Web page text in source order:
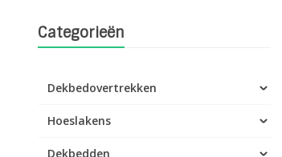
Categorieën
Dekbedovertrekken
Hoeslakens
Dekbedden